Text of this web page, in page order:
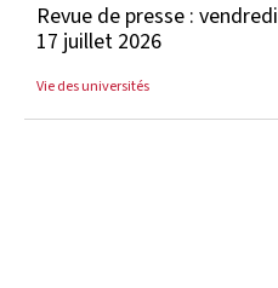
Revue de presse : vendredi
17 juillet 2026
Vie des universités